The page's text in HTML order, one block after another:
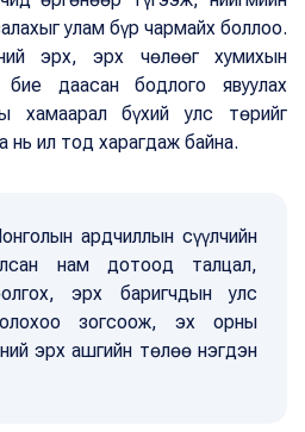
улам бүр чармайх боллоо.
эрх, эрх чөлөөг хумихын
даасан бодлого явуулах
хамаарал бүхий улс төрийг
нь ил тод харагдаж байна.
ардчиллын сүүлчийн
нам дотоод талцал,
эрх баригчдын улс
зогсоож, эх орны
эрх ашгийн төлөө нэгдэн